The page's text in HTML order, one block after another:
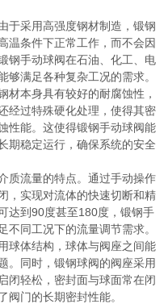
采用高强度钢材制造，锻钢
温条件下正常工作，而不会因
钢手动球阀在石油、化工、电
够满足各种复杂工况的需求。
本身具有较好的耐腐蚀性，
经过特殊硬化处理，使得其密
性能。这使得锻钢手动球阀能
期稳定运行，确保系统的安全
流量的特点。通过手动操作
，实现对流体的快速切断和精
达到90度甚至180度，锻钢手
不同工况下的流量调节需求。
体结构，球体与阀座之间能
。同时，锻钢球阀的阀座采用
闭轻松，密封面与球面常在闭
阀门的长期密封性能。